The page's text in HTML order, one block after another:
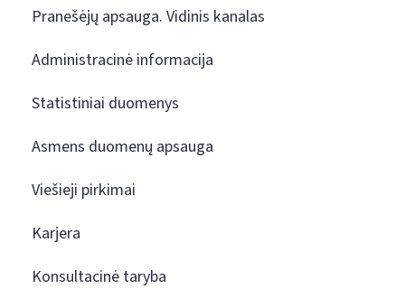
Pranešėjų apsauga. Vidinis kanalas
Administracinė informacija
Statistiniai duomenys
Asmens duomenų apsauga
Viešieji pirkimai
Karjera
Konsultacinė taryba